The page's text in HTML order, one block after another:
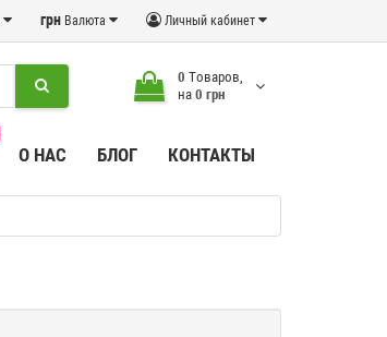
Личный кабинет
грн Валюта
0 Tоваров,
на 0 грн
О НАС БЛОГ КОНТАКТЫ